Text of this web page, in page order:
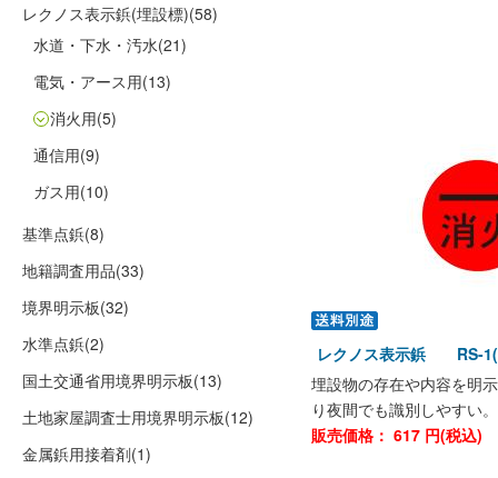
レクノス表示鋲(埋設標)(58)
水道・下水・汚水(21)
電気・アース用(13)
消火用(5)
通信用(9)
ガス用(10)
基準点鋲(8)
地籍調査用品(33)
境界明示板(32)
水準点鋲(2)
国土交通省用境界明示板(13)
土地家屋調査士用境界明示板(12)
金属鋲用接着剤(1)
レクノス表示鋲 RS-
埋設物の存在や内容を明
り夜間でも識別しやすい。
販売価格： 617 円(税込)